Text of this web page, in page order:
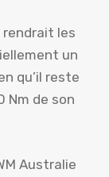
rendrait les
un
qu’il reste
Nm de son
Australie